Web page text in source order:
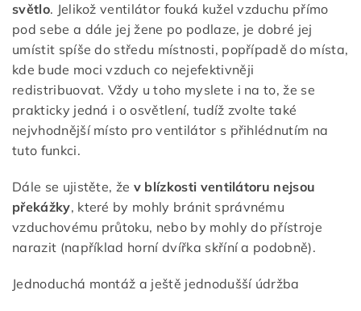
světlo. Jelikož ventilátor fouká kužel vzduchu přímo
pod sebe a dále jej žene po podlaze, je dobré jej
umístit spíše do středu místnosti, popřípadě do místa,
kde bude moci vzduch co nejefektivněji
redistribuovat. Vždy u toho myslete i na to, že se
prakticky jedná i o osvětlení, tudíž zvolte také
nejvhodnější místo pro ventilátor s přihlédnutím na
tuto funkci.
Dále se ujistěte, že v blízkosti ventilátoru nejsou
překážky, které by mohly bránit správnému
vzduchovému průtoku, nebo by mohly do přístroje
narazit (například horní dvířka skříní a podobně).
Jednoduchá montáž a ještě jednodušší údržba